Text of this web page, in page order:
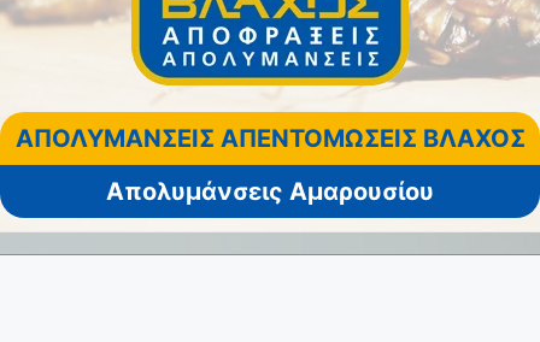
ΑΠΟΛΥΜΑΝΣΕΙΣ ΑΠΕΝΤΟΜΩΣΕΙΣ ΒΛΑΧΟΣ
Απολυμάνσεις Αμαρουσίου